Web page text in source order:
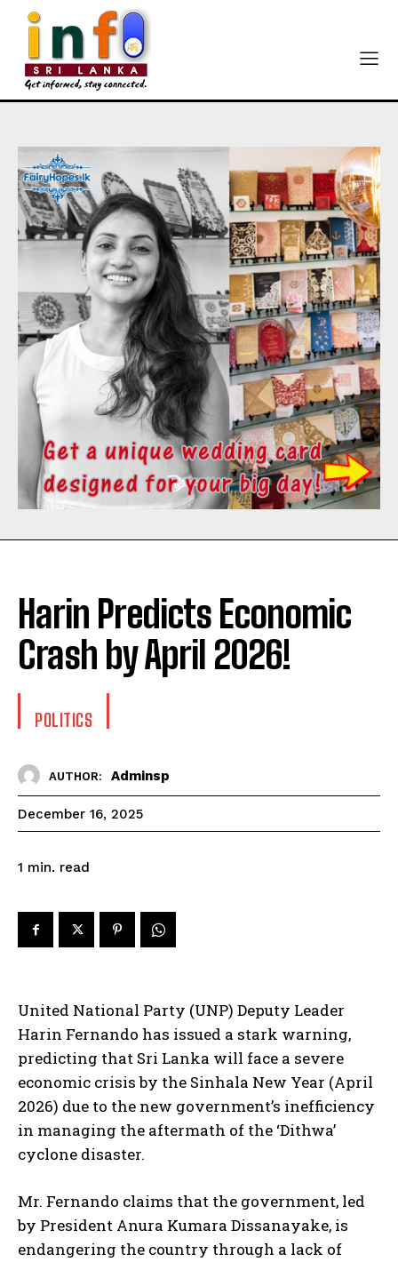
Harin Predicts Economic
Crash by April 2026!
POLITICS
AUTHOR: Adminsp
December 16, 2025
1 min. read
United National Party (UNP) Deputy Leader
Harin Fernando has issued a stark warning,
predicting that Sri Lanka will face a severe
economic crisis by the Sinhala New Year (April
2026) due to the new government’s inefficiency
in managing the aftermath of the ‘Dithwa’
cyclone disaster.
Mr. Fernando claims that the government, led
by President Anura Kumara Dissanayake, is
endangering the country through a lack of